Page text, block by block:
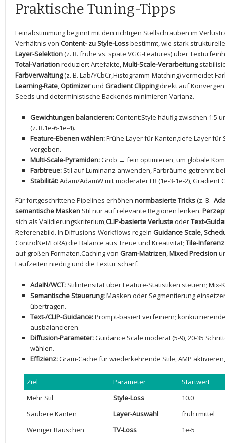
Praktische Tuning-Tipps
Feinabstimmung beginnt mit den richtigen Stellschrauben im
Verhältnis von‌ Content- zu Style-Lossbestimmt, wie stark
Layer-Selektion(z. B. frühe vs. späte VGG-Features) über
Total-Variationreduziert Artefakte,Multi-Scale-Verarbeitung
Farbverwaltung(z. B. Lab/YCbCr,Histogramm-Matching) vermeidet
Learning-Rate,Optimizerund Gradient Clippingdirekt auf
Seeds und ‌deterministische Backends minimieren Varianz.
Gewichtungen balancieren:Content:Style häufig zwischen 1:5
(z. B.1e-6-1e-4).
Feature-Ebenen wählen:Frühe Layer für Kanten,tiefe Layer
vergeben.
Multi-Scale-Pyramiden:Grob → ‍fein ​optimieren, um globale
Farbtreue: Stil auf Luminanz anwenden, Farbräume getrennt
Stabilität:Adam/AdamW mit⁢ moderater LR (1e-3-1e-2), Gradient
Für fortgeschrittene Pipelines erhöhen normbasierte Tricks(z. B. ​
semantische Masken Stil nur auf relevante Regionen lenken.
sich als Validierungskriterium,CLIP-basierte Verluste oderText-
Referenzbild. In Diffusions-Workflows⁢ regeln Guidance Scale,
ControlNet/LoRA) die⁤ Balance ​aus Treue und Kreativität; Tile-Inferenz
auf großen Formaten.Caching von Gram-Matrizen,Mixed‍ Precision
Laufzeiten niedrig und die Textur scharf.
AdaIN/WCT: Stilintensität über Feature-Statistiken​ steuern;
Semantische‌ Steuerung:Masken oder Segmentierung
übertragen.
Text-/CLIP-Guidance:Prompt-basiert verfeinern;
ausbalancieren.
Diffusion-Parameter:‌Guidance Scale moderat (5-9), 20-35
wählen.
Effizienz:Gram-Cache für wiederkehrende Stile, AMP
Ziel Parameter
Startwert
Mehr Stil
Style-Loss
10.0
Saubere Kanten
Layer-Auswahl
früh+mittel
Weniger Rauschen
TV-Loss
1e-5